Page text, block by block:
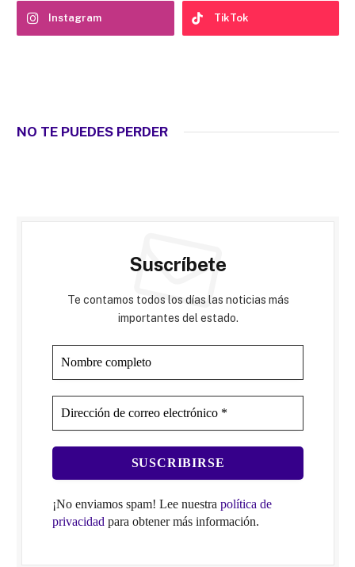
Instagram TikTok
NO TE PUEDES PERDER
Suscríbete
Te contamos todos los días las noticias más
importantes del estado.
¡No enviamos spam! Lee nuestra política de
privacidad para obtener más información.